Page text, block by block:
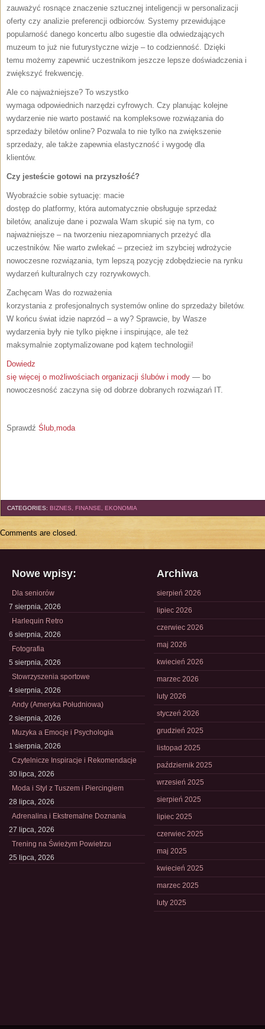
zauważyć rosnące znaczenie sztucznej inteligencji w personalizacji
oferty czy analizie preferencji odbiorców. Systemy przewidujące
popularność danego koncertu albo sugestie dla odwiedzających
muzeum to już nie futurystyczne wizje – to codzienność. Dzięki
temu możemy zapewnić uczestnikom jeszcze lepsze doświadczenia i
zwiększyć frekwencję.
Ale co najważniejsze? To wszystko
wymaga odpowiednich narzędzi cyfrowych. Czy planując kolejne
wydarzenie nie warto postawić na kompleksowe rozwiązania do
sprzedaży biletów online? Pozwala to nie tylko na zwiększenie
sprzedaży, ale także zapewnia elastyczność i wygodę dla
klientów.
Czy jesteście gotowi na przyszłość?
Wyobraźcie sobie sytuację: macie
dostęp do platformy, która automatycznie obsługuje sprzedaż
biletów, analizuje dane i pozwala Wam skupić się na tym, co
najważniejsze – na tworzeniu niezapomnianych przeżyć dla
uczestników. Nie warto zwlekać – przecież im szybciej wdrożycie
nowoczesne rozwiązania, tym lepszą pozycję zdobędziecie na rynku
wydarzeń kulturalnych czy rozrywkowych.
Zachęcam Was do rozważenia
korzystania z profesjonalnych systemów online do sprzedaży biletów.
W końcu świat idzie naprzód – a wy? Sprawcie, by Wasze
wydarzenia były nie tylko piękne i inspirujące, ale też
maksymalnie zoptymalizowane pod kątem technologii!
Dowiedz
się więcej o możliwościach organizacji ślubów i mody — bo
nowoczesność zaczyna się od dobrze dobranych rozwiązań IT.
Sprawdź Ślub,moda
CATEGORIES: BIZNES, FINANSE, EKONOMIA
Comments are closed.
Nowe wpisy:
Dla seniorów
7 sierpnia, 2026
Harlequin Retro
6 sierpnia, 2026
Fotografia
5 sierpnia, 2026
Stowrzyszenia sportowe
4 sierpnia, 2026
Andy (Ameryka Południowa)
2 sierpnia, 2026
Muzyka a Emocje i Psychologia
1 sierpnia, 2026
Czytelnicze Inspiracje i Rekomendacje
30 lipca, 2026
Moda i Styl z Tuszem i Piercingiem
28 lipca, 2026
Adrenalina i Ekstremalne Doznania
27 lipca, 2026
Trening na Świeżym Powietrzu
25 lipca, 2026
Archiwa
sierpień 2026
lipiec 2026
czerwiec 2026
maj 2026
kwiecień 2026
marzec 2026
luty 2026
styczeń 2026
grudzień 2025
listopad 2025
październik 2025
wrzesień 2025
sierpień 2025
lipiec 2025
czerwiec 2025
maj 2025
kwiecień 2025
marzec 2025
luty 2025